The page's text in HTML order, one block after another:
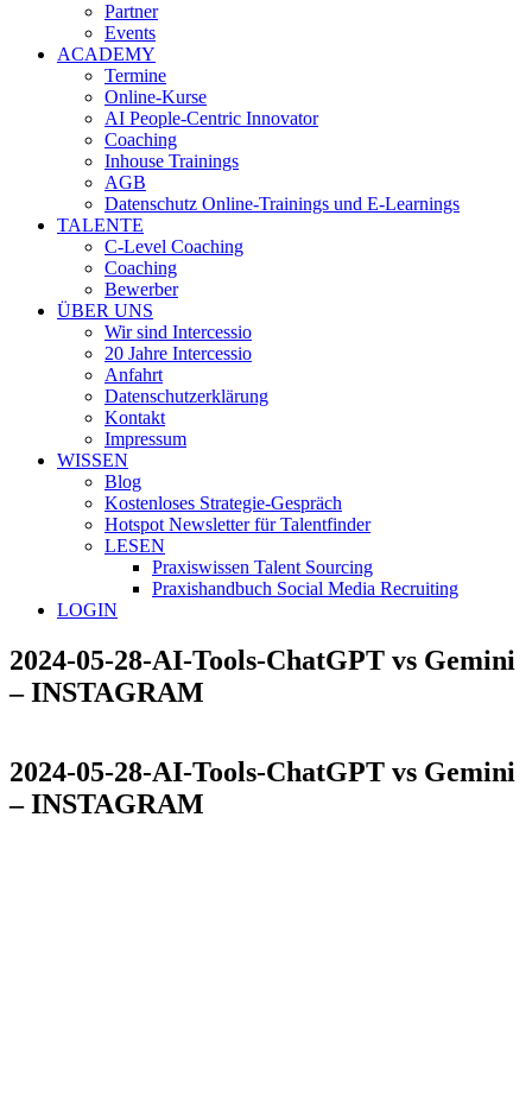
Partner
Events
ACADEMY
Termine
Online-Kurse
AI People-Centric Innovator
Coaching
Inhouse Trainings
AGB
Datenschutz Online-Trainings und E-Learnings
TALENTE
C-Level Coaching
Coaching
Bewerber
ÜBER UNS
Wir sind Intercessio
20 Jahre Intercessio
Anfahrt
Datenschutzerklärung
Kontakt
Impressum
WISSEN
Blog
Kostenloses Strategie-Gespräch
Hotspot Newsletter für Talentfinder
LESEN
Praxiswissen Talent Sourcing
Praxishandbuch Social Media Recruiting
LOGIN
2024-05-28-AI-Tools-ChatGPT vs Gemini
– INSTAGRAM
2024-05-28-AI-Tools-ChatGPT vs Gemini
– INSTAGRAM